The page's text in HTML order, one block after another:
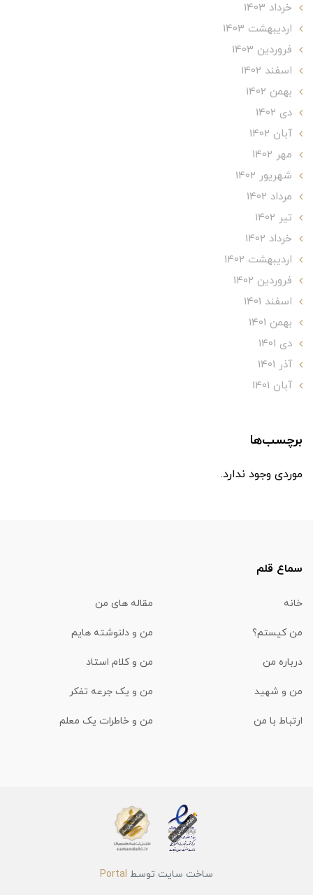
خرداد 1403
ارديبهشت 1403
فروردین 1403
اسفند 1402
بهمن 1402
دی 1402
آبان 1402
مهر 1402
شهریور 1402
مرداد 1402
تير 1402
خرداد 1402
ارديبهشت 1402
فروردین 1402
اسفند 1401
بهمن 1401
دی 1401
آذر 1401
آبان 1401
برچسب‌ها
موردی وجود ندارد.
سماع قلم
خانه مقاله های من
من کیستم؟ من و دلنوشته هایم
درباره من من و کلام استاد
من و شهید من و یک جرعه تفکر
ارتباط با من من و خاطرات یک معلم
ساخت سایت توسط Portal